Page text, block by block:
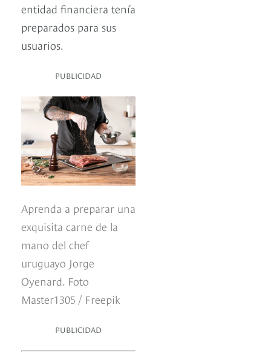
entidad financiera tenía
preparados para sus
usuarios.
PUBLICIDAD
Aprenda a preparar una
exquisita carne de la
mano del chef
uruguayo Jorge
Oyenard. Foto
Master1305 / Freepik
PUBLICIDAD